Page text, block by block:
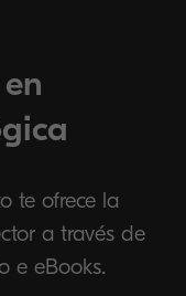
te ofrece la
a través de
e eBooks.